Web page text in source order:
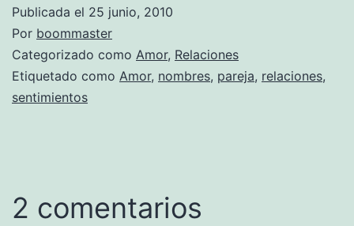
Publicada el 25 junio, 2010
Por boommaster
Categorizado como Amor, Relaciones
Etiquetado como Amor, nombres, pareja, relaciones,
sentimientos
2 comentarios